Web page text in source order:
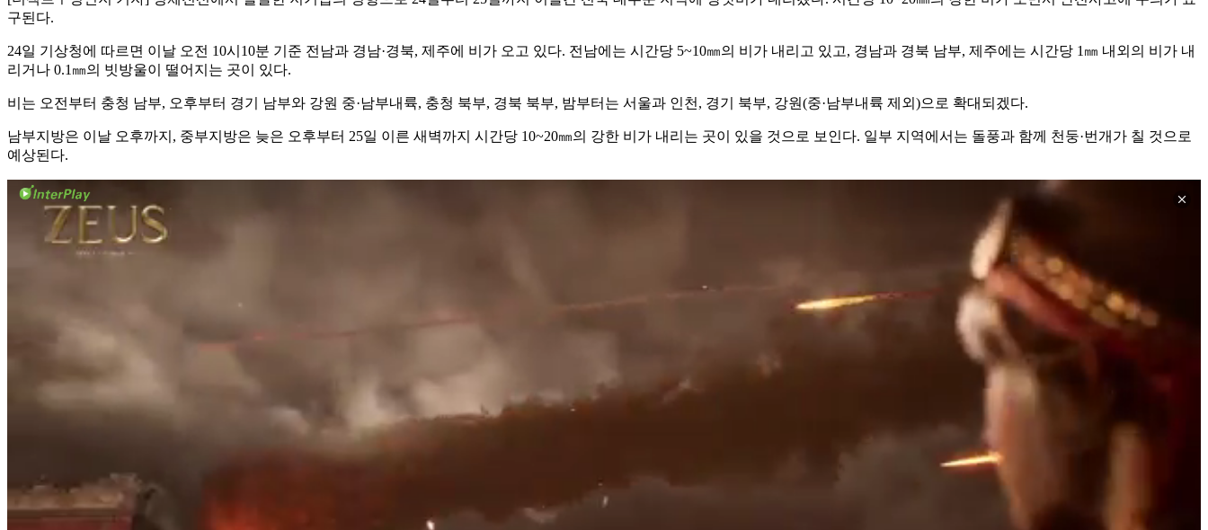
구된다.
24일 기상청에 따르면 이날 오전 10시10분 기준 전남과 경남·경북, 제주에 비가 오고 있다. 전남에는 시간당 5~10㎜의 비가 내리고 있고, 경남과 경북 남부, 제주에는 시간당 1㎜ 내외의 비가 내
리거나 0.1㎜의 빗방울이 떨어지는 곳이 있다.
비는 오전부터 충청 남부, 오후부터 경기 남부와 강원 중·남부내륙, 충청 북부, 경북 북부, 밤부터는 서울과 인천, 경기 북부, 강원(중·남부내륙 제외)으로 확대되겠다.
남부지방은 이날 오후까지, 중부지방은 늦은 오후부터 25일 이른 새벽까지 시간당 10~20㎜의 강한 비가 내리는 곳이 있을 것으로 보인다. 일부 지역에서는 돌풍과 함께 천둥·번개가 칠 것으로
예상된다.